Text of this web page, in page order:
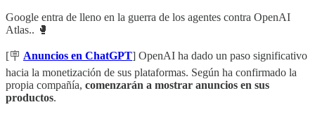
Google entra de lleno en la guerra de los agentes contra OpenAI
Atlas.. 🥊
[🪧 Anuncios en ChatGPT] OpenAI ha dado un paso significativo
hacia la monetización de sus plataformas. Según ha confirmado la
propia compañía, comenzarán a mostrar anuncios en sus
productos.